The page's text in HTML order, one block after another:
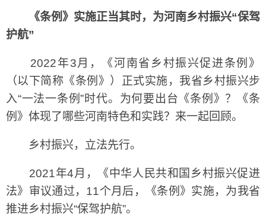
《条例》实施正当其时，为河南乡村振兴“保驾
护航”
2022年3月，《河南省乡村振兴促进条例》
（以下简称《条例》）正式实施，我省乡村振兴步
入“一法一条例”时代。为何要出台《条例》？《条
例》体现了哪些河南特色和实践？来一起回顾。
乡村振兴，立法先行。
2021年4月，《中华人民共和国乡村振兴促进
法》审议通过，11个月后，《条例》实施，为我省
推进乡村振兴“保驾护航”。